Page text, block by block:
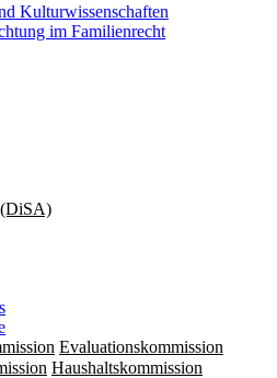
Kulturwissenschaften
im Familienrecht
Evaluationskommission
Haushaltskommission